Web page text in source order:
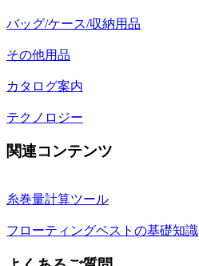
バッグ/ケース/収納用品
その他用品
カタログ案内
テクノロジー
関連コンテンツ
糸巻量計算ツール
フローティングベストの基礎知識